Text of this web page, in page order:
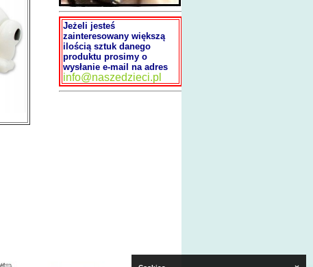
Jeżeli jesteś
zainteresowany większą
ilością sztuk danego
produktu prosimy o
wysłanie e-mail na adres
info@naszedzieci.pl